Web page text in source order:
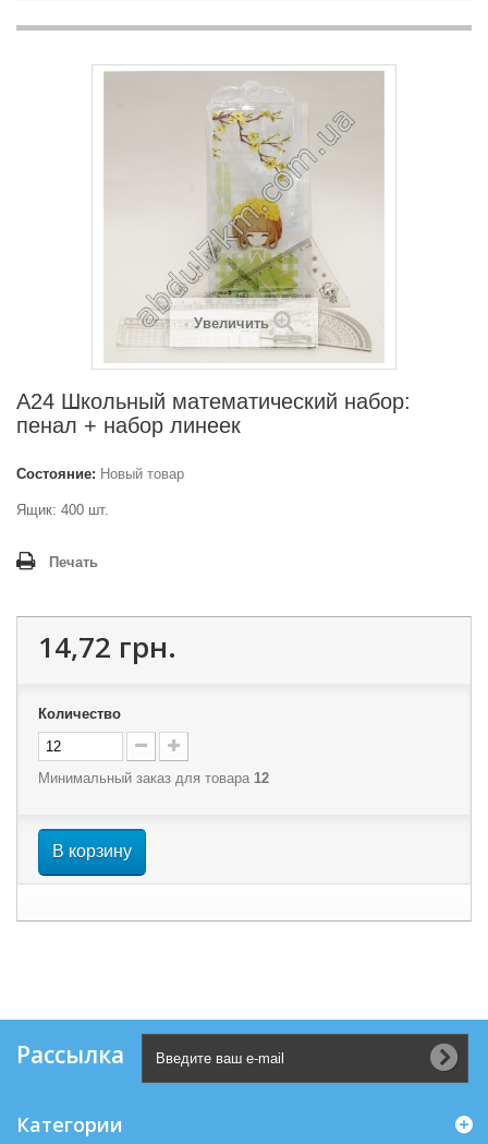
Увеличить
A24 Школьный математический набор:
пенал + набор линеек
Состояние: Новый товар
Ящик: 400 шт.
Печать
14,72 грн.
Количество
Минимальный заказ для товара 12
В корзину
Рассылка
Категории